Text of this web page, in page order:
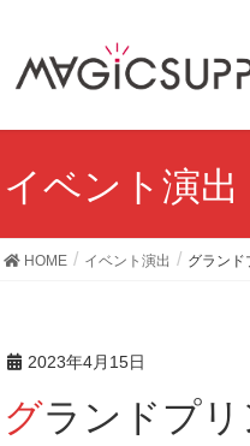
イベント演出
HOME イベント演出 グラン
2023年4月15日
グランドプ